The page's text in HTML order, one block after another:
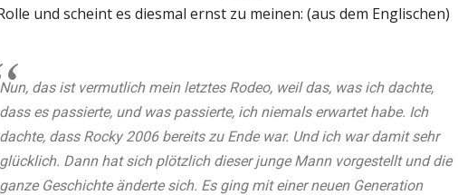
und scheint es diesmal ernst zu meinen: (aus dem Englischen)
Nun, das ist vermutlich mein letztes Rodeo, weil das, was ich dachte,
dass es passierte, und was passierte, ich niemals erwartet habe. Ich
dachte, dass Rocky 2006 bereits zu Ende war. Und ich war damit sehr
glücklich. Dann hat sich plötzlich dieser junge Mann vorgestellt und die
ganze Geschichte änderte sich. Es ging mit einer neuen Generation